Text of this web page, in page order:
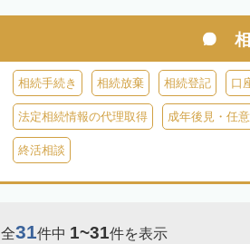
相続手続き 相続放棄 相続登記 口
法定相続情報の代理取得 成年後見・任
終活相談
全31件中 1~31件を表示